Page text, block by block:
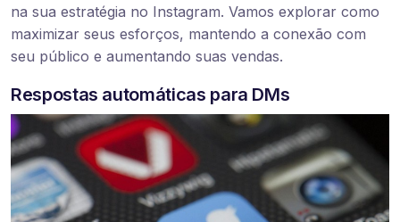
na sua estratégia no Instagram. Vamos explorar como
maximizar seus esforços, mantendo a conexão com
seu público e aumentando suas vendas.
Respostas automáticas para DMs